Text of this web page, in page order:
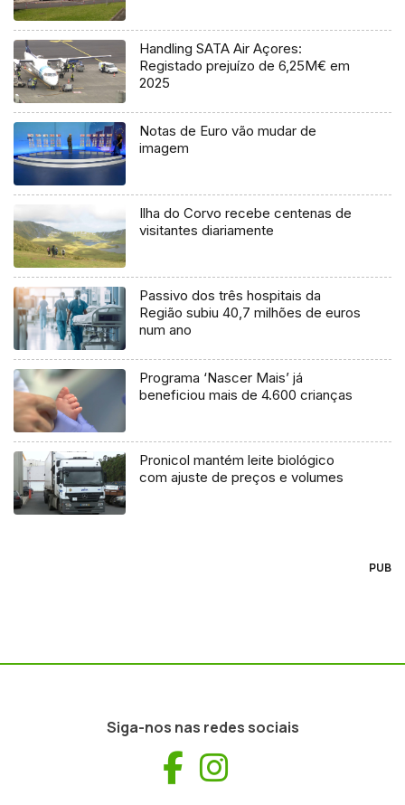
Handling SATA Air Açores:
Registado prejuízo de 6,25M€ em
2025
Notas de Euro vão mudar de
imagem
Ilha do Corvo recebe centenas de
visitantes diariamente
Passivo dos três hospitais da
Região subiu 40,7 milhões de euros
num ano
Programa ‘Nascer Mais’ já
beneficiou mais de 4.600 crianças
Pronicol mantém leite biológico
com ajuste de preços e volumes
PUB
Siga-nos nas redes sociais
Facebook